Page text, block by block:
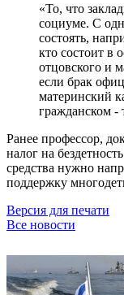
«То, что
социуме. С
состоять,
кто состоит в
отцовского и
если брак
материнский
гражданском -
Ранее профессор,
налог на
средства нужно
поддержку
Версия для печати
Все новости